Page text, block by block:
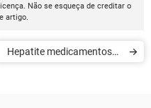
Não se esqueça de creditar o
artigo.
Hepatite medicamentosa -